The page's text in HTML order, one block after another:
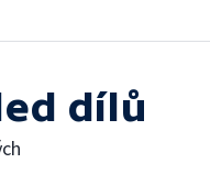
dílů